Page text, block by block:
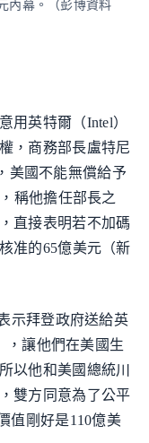
內幕。（彭博資料
用英特爾（Intel）
，商務部長盧特尼
美國不能無償給予
稱他擔任部長之
直接表明若不加碼
准的65億美元（新
示拜登政府送給英
，讓他們在美國生
以他和美國總統川
雙方同意為了公平
值剛好是110億美